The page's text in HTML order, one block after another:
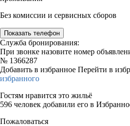
Без комиссии и сервисных сборов
Показать телефон
Служба бронирования:
При звонке назовите номер
№ 1366287
Добавить в избранное Перейти в
избранного
Гостям нравится это жильё
596 человек добавили его в
Пожаловаться